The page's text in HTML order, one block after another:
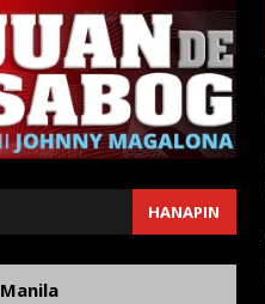
HANAPIN
Manila